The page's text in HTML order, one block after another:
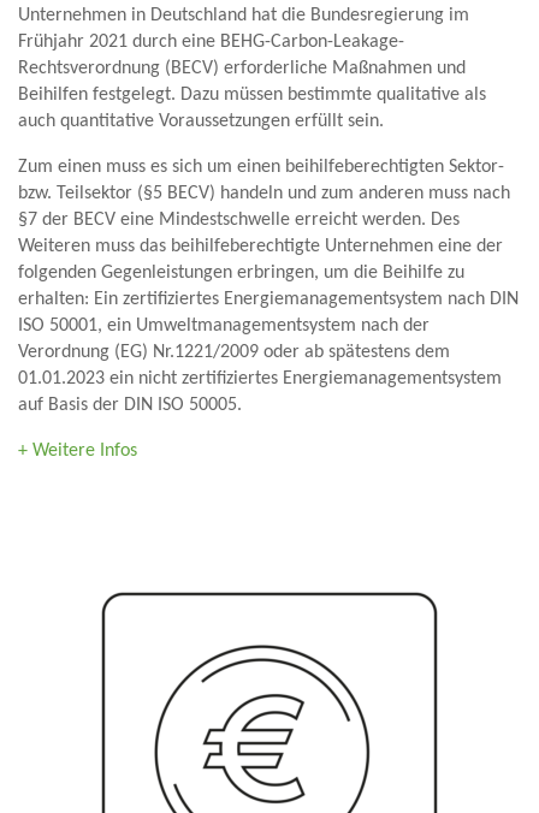
Unternehmen in Deutschland hat die Bundesregierung im
Frühjahr 2021 durch eine BEHG-Carbon-Leakage-
Rechtsverordnung (BECV) erforderliche Maßnahmen und
Beihilfen festgelegt. Dazu müssen bestimmte qualitative als
auch quantitative Voraussetzungen erfüllt sein.
Zum einen muss es sich um einen beihilfeberechtigten Sektor-
bzw. Teilsektor (§5 BECV) handeln und zum anderen muss nach
§7 der BECV eine Mindestschwelle erreicht werden. Des
Weiteren muss das beihilfeberechtigte Unternehmen eine der
folgenden Gegenleistungen erbringen, um die Beihilfe zu
erhalten: Ein zertifiziertes Energiemanagementsystem nach DIN
ISO 50001, ein Umweltmanagementsystem nach der
Verordnung (EG) Nr.1221/2009 oder ab spätestens dem
01.01.2023 ein nicht zertifiziertes Energiemanagementsystem
auf Basis der DIN ISO 50005.
+ Weitere Infos